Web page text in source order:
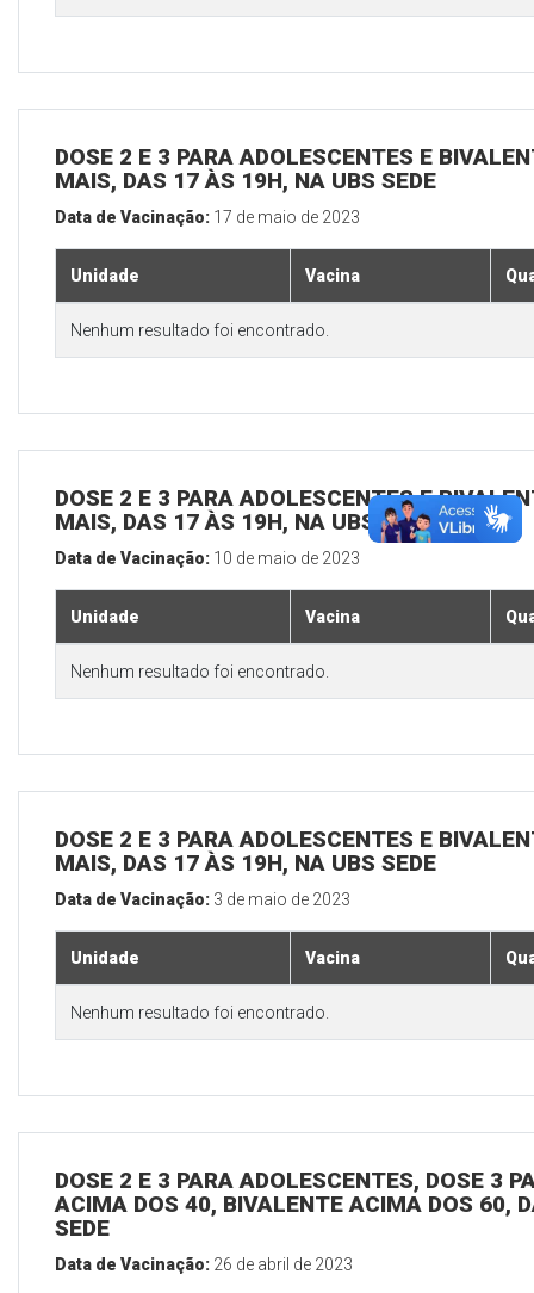
DOSE 2 E 3 PARA ADOLESCENTES E
MAIS, DAS 17 ÀS 19H, NA UBS SEDE
Data de Vacinação: 17 de maio de 2023
Unidade Vacina
Nenhum resultado foi encontrado.
DOSE 2 E 3 PARA ADOLESCENTES E
MAIS, DAS 17 ÀS 19H, NA UBS SEDE
Data de Vacinação: 10 de maio de 2023
Unidade Vacina
Nenhum resultado foi encontrado.
DOSE 2 E 3 PARA ADOLESCENTES E
MAIS, DAS 17 ÀS 19H, NA UBS SEDE
Data de Vacinação: 3 de maio de 2023
Unidade Vacina
Nenhum resultado foi encontrado.
DOSE 2 E 3 PARA ADOLESCENTES, DOSE 3
ACIMA DOS 40, BIVALENTE ACIMA DOS 60,
SEDE
Data de Vacinação: 26 de abril de 2023